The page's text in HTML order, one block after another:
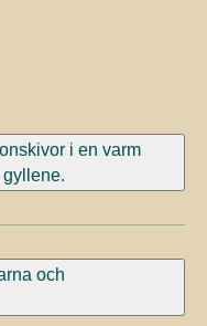
i en varm
och